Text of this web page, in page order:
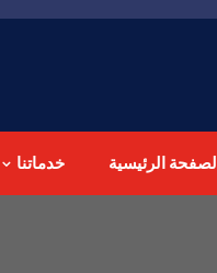
الصفحة الرئيسية خدماتنا